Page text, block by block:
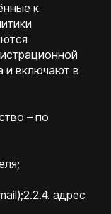
к
и включают в
– по
адрес